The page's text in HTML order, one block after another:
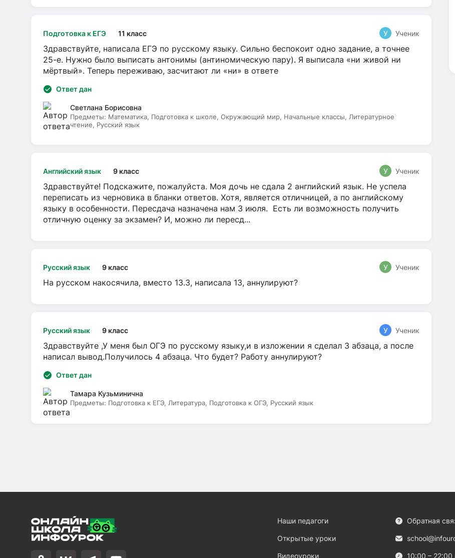
Подготовка к ЕГЭ 11 класс У Ученик
Здравствуйте, написала ЕГЭ по русскому языку. Сильно беспокоит одно задание, а точнее
25-е. Нужно было выписать антонимы (антиномическую пару). Я выписала «ни живой ни
мёртвый». Теперь переживаю, засчитают ли «ни» в ответе
Ответ дан
Светлана Борисовна
Предметы: Математика, Подготовка к школе, Окружающий мир, Начальные классы, Литературное
чтение, Русский язык
Английский язык 9 класс У Ученик
Здравствуйте! Подскажите, пожалуйста. Моя дочь не сдала 2 английский язык. Не успела
переписать из черновика в бланки ответов. Хотя, является отличницей, а по английскому
языку в особенности. Пересдача назначена нам 3 июля. Есть ли возможность получить
отличную оценку за экзамен? И, можно ли пересд...
Русский язык 9 класс У Ученик
На русском накосячила, вместо 13.3, написала 13, аннулируют?
Русский язык 9 класс У Ученик
Здравствуйте ,У меня был ОГЭ по русскому языку,и в изложении я сделал 3 абзаца, а после
написал вывод.Получилось 4 абзаца. Что будет? Работу аннулируют?
Ответ дан
Тамара Кузьминична
Предметы: Подготовка к ЕГЭ, Литература, Подготовка к ОГЭ, Русский язык
Наши педагоги
Открытые уроки
Видеоуроки
Обратная
10:00 – 22:00